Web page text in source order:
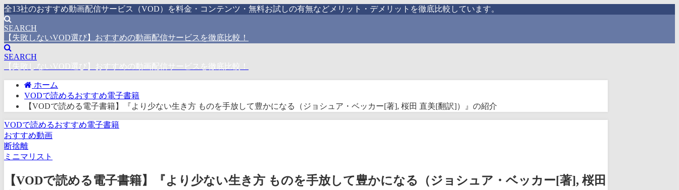
全13社のおすすめ動画配信サービス（VOD）を料金・コンテンツ・無料お試しの有無などメリット・デメリットを徹底比較しています。
SEARCH
【失敗しないVOD選び】おすすめの動画配信サービスを徹底比較！
SEARCH
【失敗しないVOD選び】おすすめの動画配信サービスを徹底比較！
ホーム
VODで読めるおすすめ電子書籍
【VODで読める電子書籍】『より少ない生き方 ものを手放して豊かになる（ジョシュア・ベッカー[著], 桜田 直美[翻訳]）』の紹介
VODで読めるおすすめ電子書籍
おすすめ動画
断捨離
ミニマリスト
【VODで読める電子書籍】『より少ない生き方 ものを手放して豊かになる（ジョシュア・ベッカー[著], 桜田